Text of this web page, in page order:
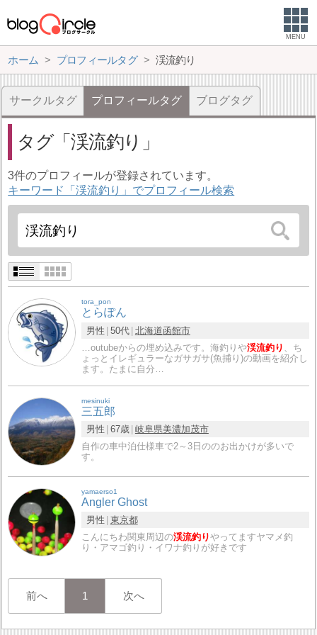
MENU
ホーム プロフィールタグ 渓流釣り
サークルタグ プロフィールタグ ブログタグ
タグ 渓流釣り
3件のプロフィールが登録されています。
キーワード「渓流釣り」でプロフィール検索
tora_pon
とらぽん
男性 50代 北海道函館市
…outubeからの埋め込みです。海釣りや渓流釣り
、ち
ょっとイレギュラーなガサガサ(魚捕り)の動画を紹介し
ます。たまに自分…
mesinuki
三五郎
男性 67歳 岐阜県美濃加茂市
自作の車中泊仕様車で2～3日ののお出かけが多いで
す。
yamaerso1
Angler Ghost
男性 東京都
こんにちわ関東周辺の渓流釣りやってますヤマメ釣
り・アマゴ釣り・イワナ釣りが好きです
前へ 1 次へ